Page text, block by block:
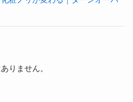
りません。